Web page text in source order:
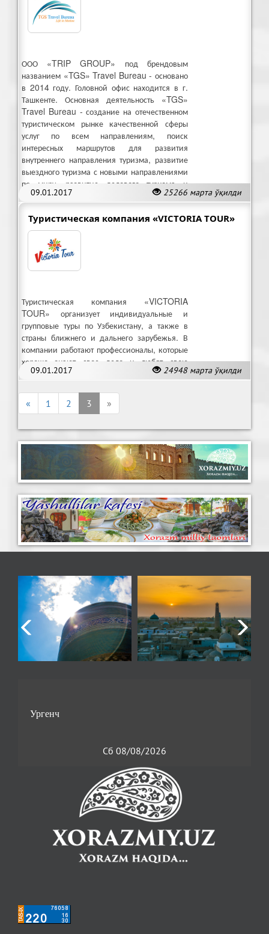
09.01.2017 25266 марта ўқилди
ООО «TRIP GROUP» под брендовым
названием «TGS» Travel Bureau - основано
в 2014 году. Головной офис находится в г.
Ташкенте. Основная деятельность «TGS»
Travel Bureau - создание на отечественном
туристическом рынке качественной сферы
услуг по всем направлениям, поиск
интересных маршрутов для развития
внутреннего направления туризма, развитие
выездного туризма с новыми направлениями
по миру, развитие делового туризма и
MICE.
Туристическая компания «VICTORIA TOUR»
09.01.2017 24948 марта ўқилди
Туристическая компания «VICTORIA
TOUR» организует индивидуальные и
групповые туры по Узбекистану, а также в
страны ближнего и дальнего зарубежья. В
компании работают профессионалы, которые
хорошо знают свое дело и любят свою
работу.
« 1 2 3 »
Сб 08/08/2026